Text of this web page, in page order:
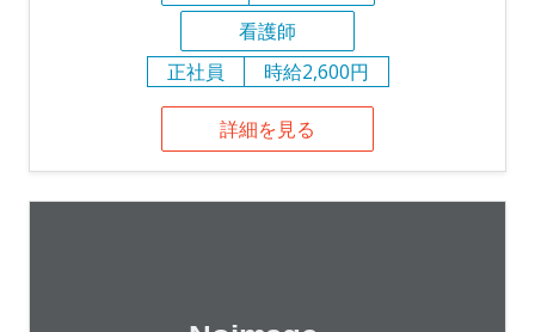
看護師
正社員
時給2,600円
詳細を見る